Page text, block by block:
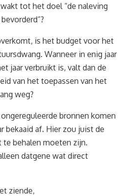
tot het doel “de naleving
is het budget voor het
Wanneer in enig jaar
jaar verbruikt is, valt dan de
van het toepassen van het
weg?
bronnen komen
bekaaid af. Hier zou juist de
behalen moeten zijn.
datgene wat direct
ziende,